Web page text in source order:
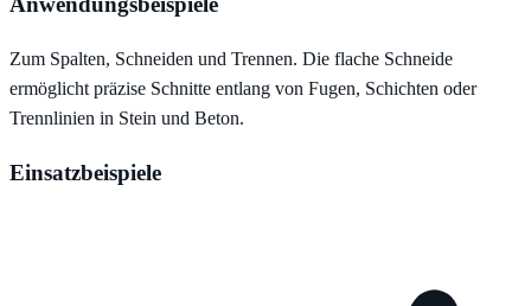
Zum Spalten, Schneiden und Trennen. Die flache Schneide
ermöglicht präzise Schnitte entlang von Fugen, Schichten oder
Trennlinien in Stein und Beton.
Einsatzbeispiele